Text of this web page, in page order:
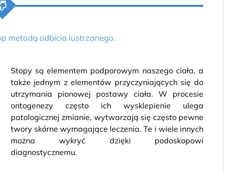
metodą odbicia lustrzanego.
Stopy są elementem podporowym naszego ciała, a
także jednym z elementów przyczyniających się do
utrzymania pionowej postawy ciała. W procesie
ontogenezy często ich wysklepienie ulega
patologicznej zmianie, wytwarzają się często pewne
twory skórne wymagające leczenia. Te i wiele innych
można wykryć dzięki podoskopowi
diagnostycznemu.